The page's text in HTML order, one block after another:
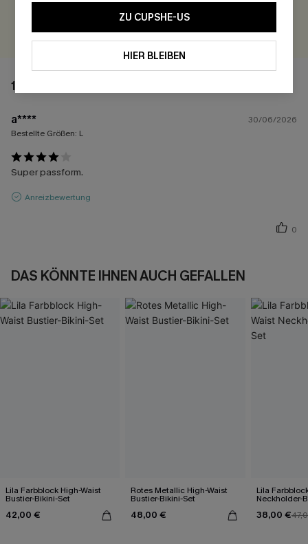
BEWERTEN
1 BEWERTUNG
a****
30/06/2026
Bestellte Größen: L
Super passform.
Anreizbewertung
0
DAS KÖNNTE IHNEN AUCH GEFALLEN
Lila Farbblock High-Waist
Bustier-Bikini-Set
42,00 €
Rotes Metallic High-Waist
Bustier-Bikini-Set
48,00 €
Lila
Neckholder-
38,00 €
ZU CUPSHE-US
HIER BLEIBEN